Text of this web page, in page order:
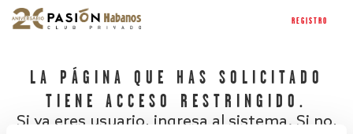
REGISTRO
LA PÁGINA QUE HAS SOLICITADO
TIENE ACCESO RESTRINGIDO.
Si ya eres usuario, ingresa al sistema. Si no,